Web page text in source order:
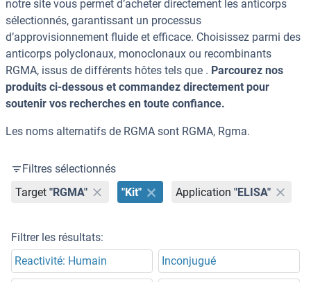
notre site vous permet d’acheter directement les anticorps
sélectionnés, garantissant un processus
d’approvisionnement fluide et efficace. Choisissez parmi des
anticorps polyclonaux, monoclonaux ou recombinants
RGMA, issus de différents hôtes tels que . Parcourez nos
produits ci-dessous et commandez directement pour
soutenir vos recherches en toute confiance.
Les noms alternatifs de RGMA sont RGMA, Rgma.
Filtres sélectionnés
Target "RGMA" "Kit" Application "ELISA"
Filtrer les résultats:
Reactivité: Humain
Inconjugué